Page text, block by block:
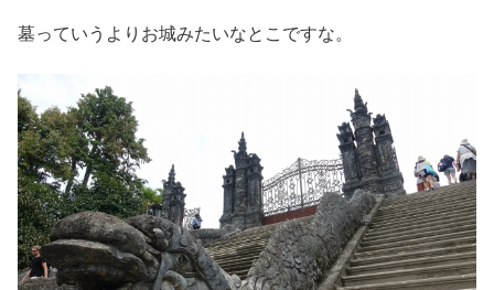
墓っていうよりお城みたいなとこですな。